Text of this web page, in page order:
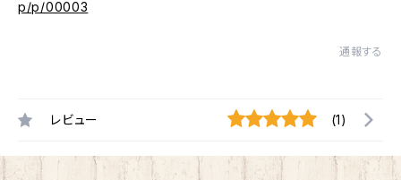
p/p/00003
通報する
レビュー (1)